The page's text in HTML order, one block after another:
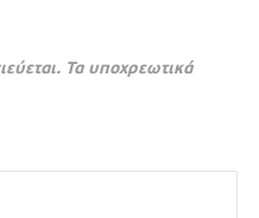
Τα υποχρεωτικά